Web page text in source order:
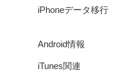
iPhoneデータ移行
Android情報
iTunes関連